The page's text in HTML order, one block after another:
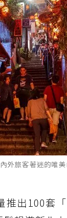
外旅客著迷的唯
出100套